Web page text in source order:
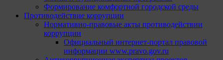
Формирование комфортной городской среды
Противодействие коррупции
Нормативно-правовые акты противодействии
коррупции
Официальный интернет-портал правовой
информации www.pravo.gov.ru